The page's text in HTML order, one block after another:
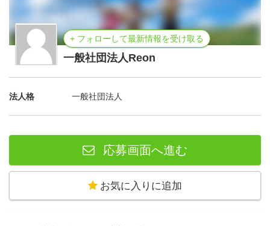
+ フォローして最新情報を受け取る
一般社団法人Reon
法人格 一般社団法人
応募画面へ進む
お気に入りに追加